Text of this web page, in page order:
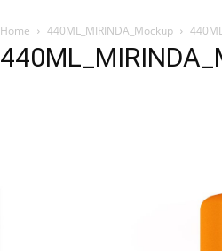
Home 440ML_MIRINDA_Mockup